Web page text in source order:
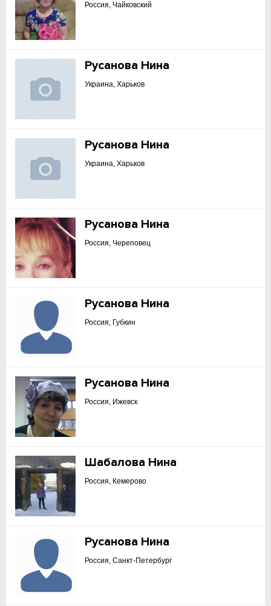
Россия, Чайковский
Русанова Нина
Украина, Харьков
Русанова Нина
Украина, Харьков
Русанова Нина
Россия, Череповец
Русанова Нина
Россия, Губкин
Русанова Нина
Россия, Ижевск
Шабалова Нина
Россия, Кемерово
Русанова Нина
Россия, Санкт-Петербург